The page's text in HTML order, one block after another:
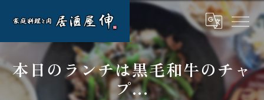
本日のランチは黒毛和牛のチャ
プ...